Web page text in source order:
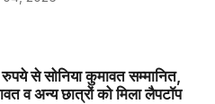
से सोनिया कुमावत सम्मानित,
व अन्य छात्रों को मिला लैपटॉप